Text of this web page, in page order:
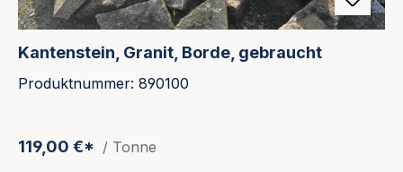
Kantenstein, Granit, Borde, gebraucht
Produktnummer: 890100
119,00 €* / Tonne